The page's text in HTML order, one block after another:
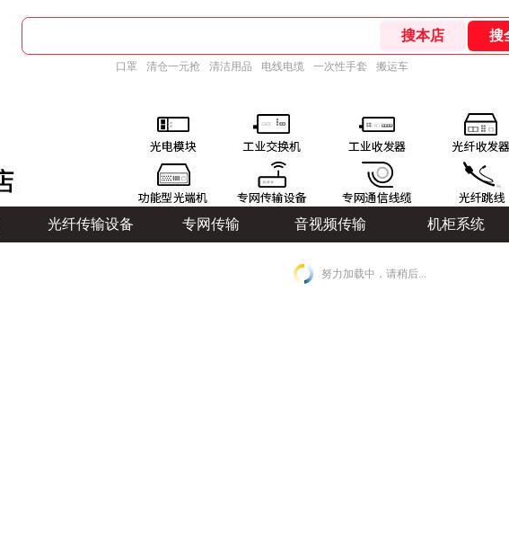
口罩 清仓一元抢 清洁用品 电线电缆 一次性手套 搬运车
光纤传输设备 专网传输 机柜系统
音视频传输
努力加载中，请稍后...